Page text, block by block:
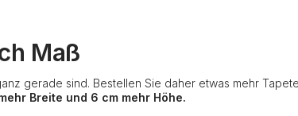
Maß
gerade sind. Bestellen Sie daher etwas mehr
Breite und 6 cm mehr Höhe.